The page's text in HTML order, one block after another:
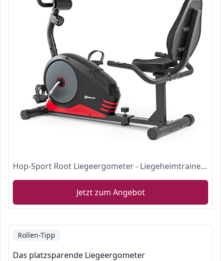
Hop-Sport Root Liegeergometer - Liegeheimtrainer mit Handpulssensoren, 9,5 kg Schwungmasse, 8 Widerstandsstufen - Sitzergometer max. Benutzergewicht 120 kg (Rot)
Jetzt zum Angebot
Rollen-Tipp
Das platzsparende Liegeergometer